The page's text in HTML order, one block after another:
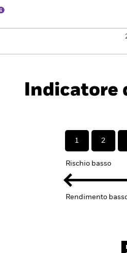
Indicatore
1 2
Rischio basso
Rendimento